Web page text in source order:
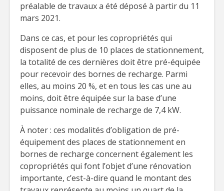
préalable de travaux a été déposé à partir du 11
mars 2021.
Dans ce cas, et pour les copropriétés qui
disposent de plus de 10 places de stationnement,
la totalité de ces dernières doit être pré-équipée
pour recevoir des bornes de recharge. Parmi
elles, au moins 20 %, et en tous les cas une au
moins, doit être équipée sur la base d’une
puissance nominale de recharge de 7,4 kW.
À noter : ces modalités d’obligation de pré-
équipement des places de stationnement en
bornes de recharge concernent également les
copropriétés qui font l’objet d’une rénovation
importante, c’est-à-dire quand le montant des